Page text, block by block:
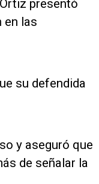
presentó
en las
su defendida
y aseguró que
de señalar la